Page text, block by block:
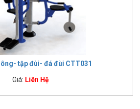
tập đùi- đá đùi CTT031
Giá: Liên Hệ